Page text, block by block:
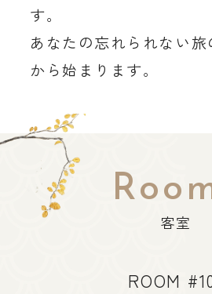
す。
あなたの忘れられない旅
から始まります。
客室
ROOM